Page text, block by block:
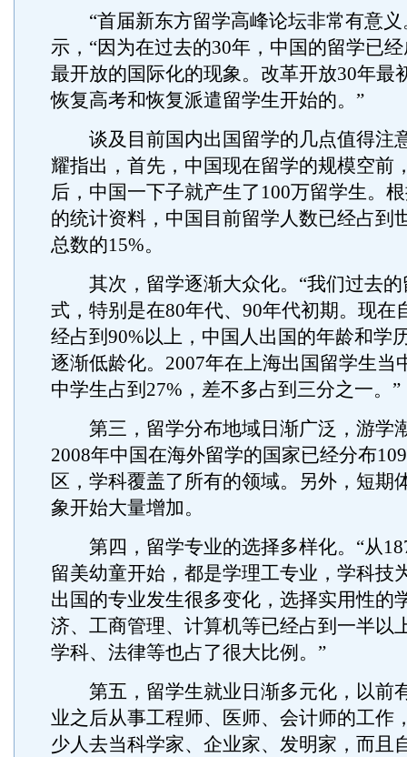
“首届新东方留学高峰论坛非常有意义
示，“因为在过去的30年，中国的留学已
最开放的国际化的现象。改革开放30年最
恢复高考和恢复派遣留学生开始的。”
谈及目前国内出国留学的几点值得注
耀指出，首先，中国现在留学的规模空前
后，中国一下子就产生了100万留学生。
的统计资料，中国目前留学人数已经占到
总数的15%。
其次，留学逐渐大众化。“我们过去的
式，特别是在80年代、90年代初期。现在
经占到90%以上，中国人出国的年龄和学
逐渐低龄化。2007年在上海出国留学生当
中学生占到27%，差不多占到三分之一。”
第三，留学分布地域日渐广泛，游学
2008年中国在海外留学的国家已经分布
区，学科覆盖了所有的领域。另外，短期
象开始大量增加。
第四，留学专业的选择多样化。“从
留美幼童开始，都是学理工专业，学科技
出国的专业发生很多变化，选择实用性的
济、工商管理、计算机等已经占到一半以
学科、法律等也占了很大比例。”
第五，留学生就业日渐多元化，以前
业之后从事工程师、医师、会计师的工作
少人去当科学家、企业家、发明家，而且